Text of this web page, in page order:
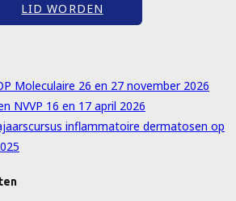
LID WORDEN
Moleculaire 26 en 27 november 2026
NVVP 16 en 17 april 2026
inflammatoire dermatosen op